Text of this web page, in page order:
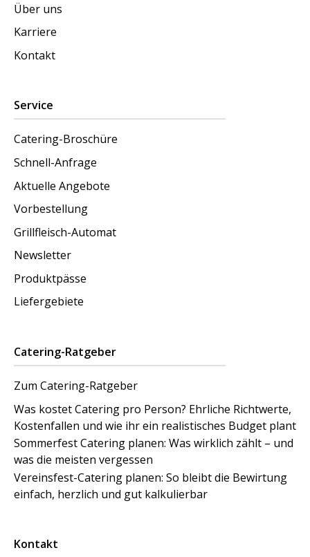
Über uns
Karriere
Kontakt
Service
Catering-Broschüre
Schnell-Anfrage
Aktuelle Angebote
Vorbestellung
Grillfleisch-Automat
Newsletter
Produktpässe
Liefergebiete
Catering-Ratgeber
Zum Catering-Ratgeber
Was kostet Catering pro Person? Ehrliche Richtwerte,
Kostenfallen und wie ihr ein realistisches Budget plant
Sommerfest Catering planen: Was wirklich zählt – und
was die meisten vergessen
Vereinsfest-Catering planen: So bleibt die Bewirtung
einfach, herzlich und gut kalkulierbar
Kontakt